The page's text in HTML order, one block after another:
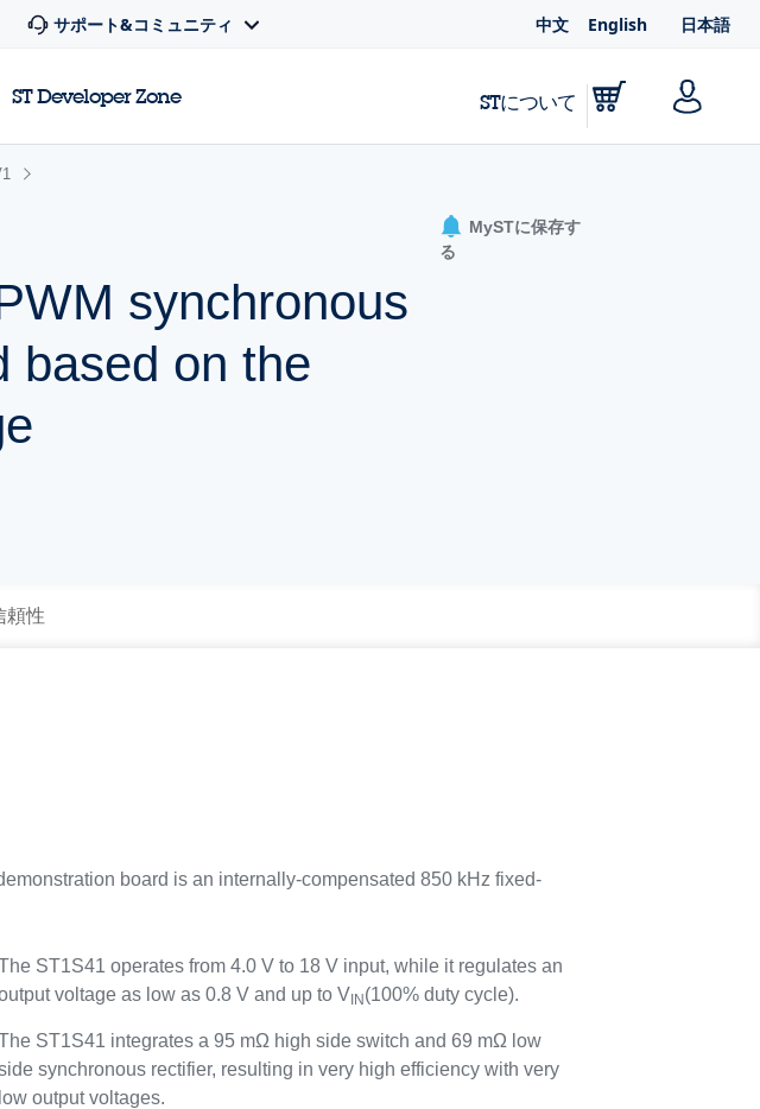
サポート&コミュニティ 中文 English 日本語
ST Developer Zone STについて
synchronous
based on the
MySTに保存す
る
頼性
board is an internally-compensated 850 kHz fixed-
ST1S41 operates from 4.0 V to 18 V input, while it regulates an
voltage as low as 0.8 V and up to V IN (100% duty cycle).
ST1S41 integrates a 95 mΩ high side switch and 69 mΩ low
synchronous rectifier, resulting in very high efficiency with very
low output voltages.